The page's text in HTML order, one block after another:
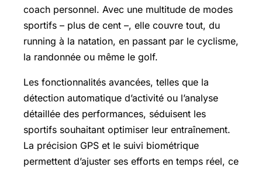
coach personnel. Avec une multitude de modes
sportifs – plus de cent –, elle couvre tout, du
running à la natation, en passant par le cyclisme,
la randonnée ou même le golf.
Les fonctionnalités avancées, telles que la
détection automatique d’activité ou l’analyse
détaillée des performances, séduisent les
sportifs souhaitant optimiser leur entraînement.
La précision GPS et le suivi biométrique
permettent d’ajuster ses efforts en temps réel, ce